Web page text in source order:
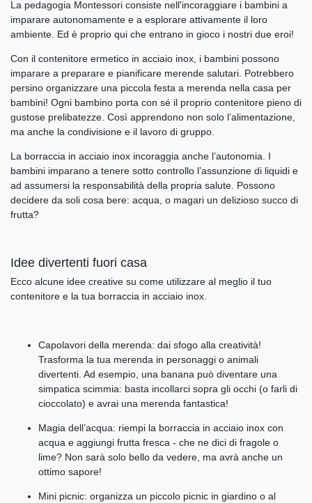
La pedagogia Montessori consiste nell'incoraggiare i bambini a
imparare autonomamente e a esplorare attivamente il loro
ambiente. Ed è proprio qui che entrano in gioco i nostri due eroi!
Con il contenitore ermetico in acciaio inox, i bambini possono
imparare a preparare e pianificare merende salutari. Potrebbero
persino organizzare una piccola festa a merenda nella casa per
bambini! Ogni bambino porta con sé il proprio contenitore pieno di
gustose prelibatezze. Così apprendono non solo l’alimentazione,
ma anche la condivisione e il lavoro di gruppo.
La borraccia in acciaio inox incoraggia anche l’autonomia. I
bambini imparano a tenere sotto controllo l’assunzione di liquidi e
ad assumersi la responsabilità della propria salute. Possono
decidere da soli cosa bere: acqua, o magari un delizioso succo di
frutta?
Idee divertenti fuori casa
Ecco alcune idee creative su come utilizzare al meglio il tuo
contenitore e la tua borraccia in acciaio inox.
Capolavori della merenda: dai sfogo alla creatività!
Trasforma la tua merenda in personaggi o animali
divertenti. Ad esempio, una banana può diventare una
simpatica scimmia: basta incollarci sopra gli occhi (o farli di
cioccolato) e avrai una merenda fantastica!
Magia dell’acqua: riempi la borraccia in acciaio inox con
acqua e aggiungi frutta fresca - che ne dici di fragole o
lime? Non sarà solo bello da vedere, ma avrà anche un
ottimo sapore!
Mini picnic: organizza un piccolo picnic in giardino o al